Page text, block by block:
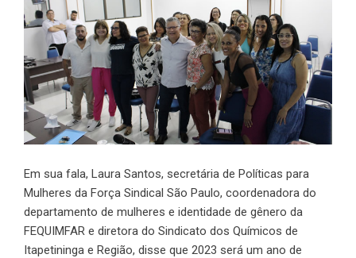
Em sua fala, Laura Santos, secretária de Políticas para
Mulheres da Força Sindical São Paulo, coordenadora do
departamento de mulheres e identidade de gênero da
FEQUIMFAR e diretora do Sindicato dos Químicos de
Itapetininga e Região, disse que 2023 será um ano de